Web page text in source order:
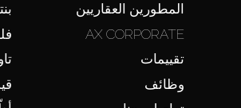
المطورين العقاريين
AX CORPORATE
تقييمات
وظائف